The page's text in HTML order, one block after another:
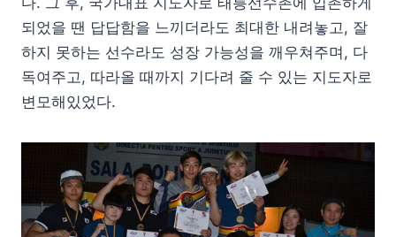
되었을 땐 답답함을 느끼더라도 최대한 내려놓고, 잘
하지 못하는 선수라도 성장 가능성을 깨우쳐주며, 다
독여주고, 따라올 때까지 기다려 줄 수 있는 지도자로
변모해있었다.